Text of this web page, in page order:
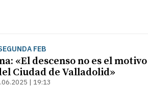
FEB
«El descenso no es el
Ciudad de Valladolid»
| 19:13